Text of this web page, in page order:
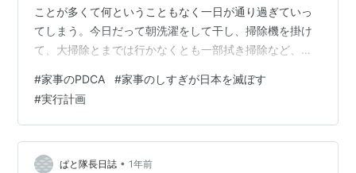
ことが多くて何ということもなく一日が通り過ぎていっ
てしまう。今日だって朝洗濯をして干し、掃除機を掛け
て、大掃除とまでは行かなくとも一部拭き掃除など、下
につめる。お茶を作りながら朝刊を読んで、ハッと気づ
くともうお昼を過ぎていた。昼ご飯をさっさと済ませ
て、風呂掃除をして、買い物にいき、夕食の支度をして
早めの夕食をとり、片付け皿洗い、風呂に入り、髪の毛
を乾かしと、もう21：00を回っている。 今まではこのル
#家事のPDCA #家事のしすぎが日本を滅ぼす
#実行計画
ぱと隊長日誌 • 1年前